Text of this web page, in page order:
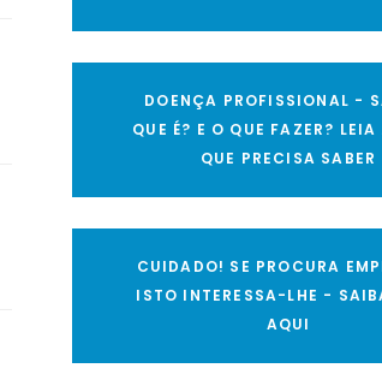
DOENÇA PROFISSIONAL -
QUE É? E O QUE FAZER?
QUE PRECISA SABER
CUIDADO! SE PROCURA
ISTO INTERESSA-LHE -
AQUI